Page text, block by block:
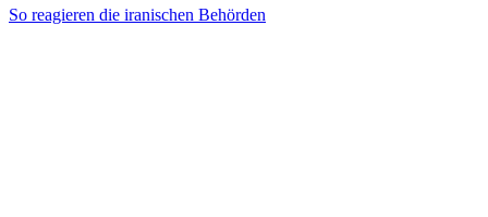
So reagieren die iranischen Behörden